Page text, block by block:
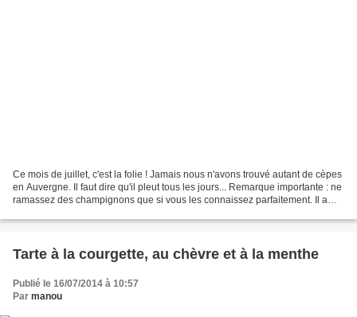
Ce mois de juillet, c'est la folie ! Jamais nous n'avons trouvé autant de cèpes
en Auvergne. Il faut dire qu'il pleut tous les jours... Remarque importante : ne
ramassez des champignons que si vous les connaissez parfaitement. Il a
Tarte à la courgette, au chèvre et à la menthe
Publié le 16/07/2014 à 10:57
Par manou